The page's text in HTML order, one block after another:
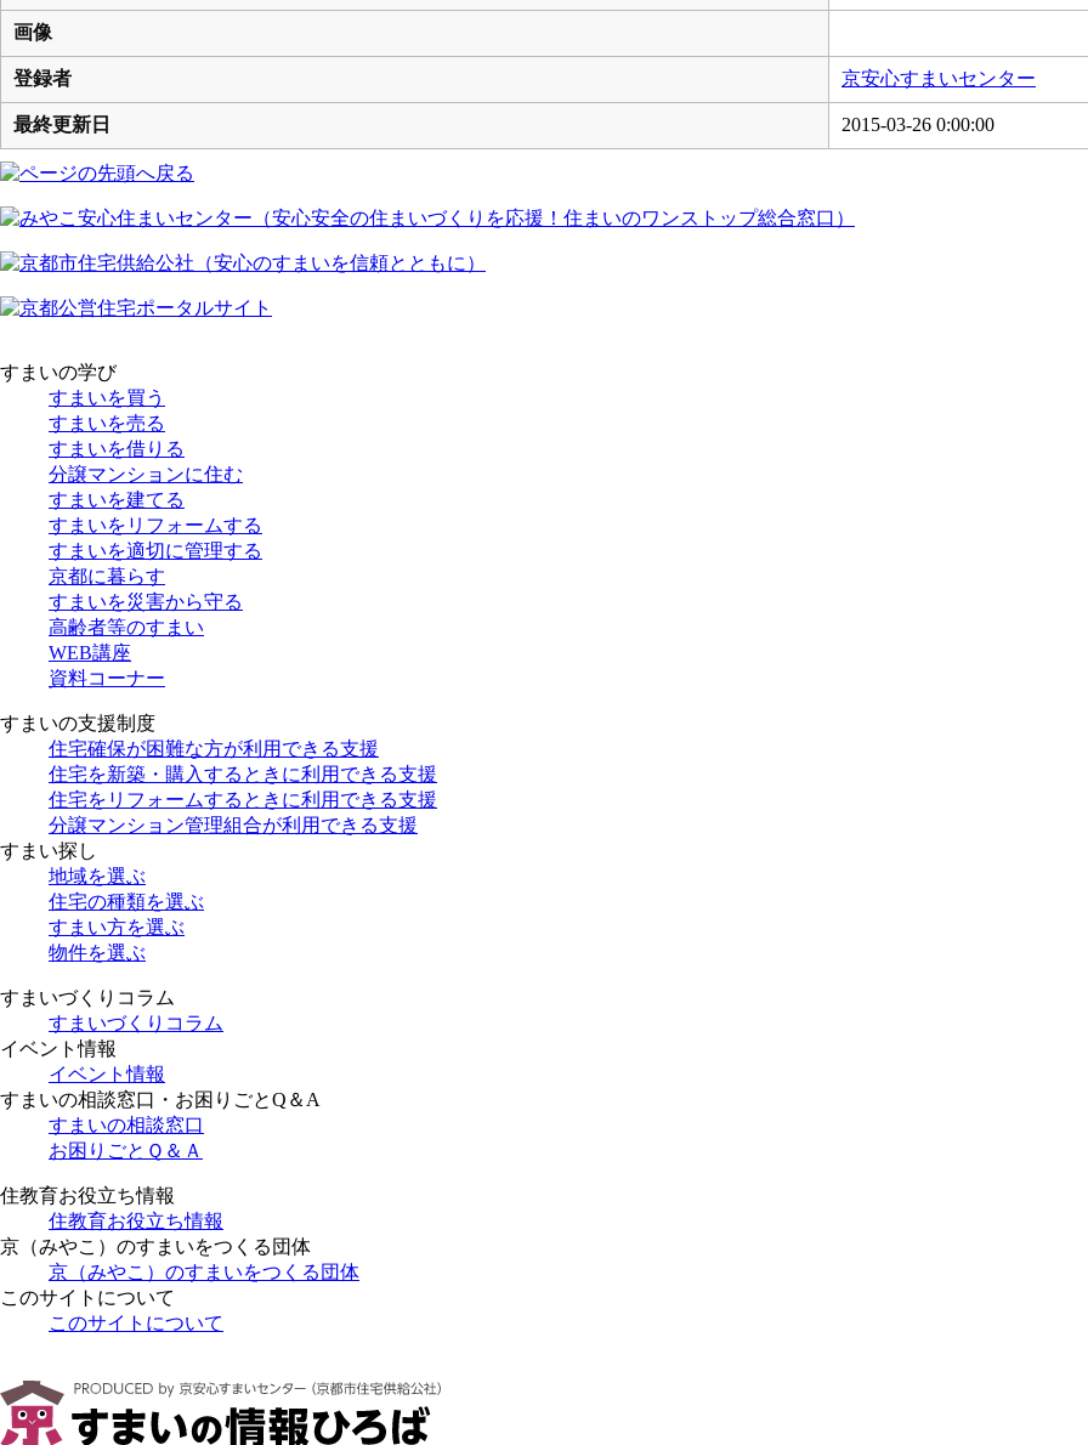
画像
登録者 京安心すまいセンター
最終更新日 2015-03-26 0:00:00
すまいの学び
すまいを買う
すまいを売る
すまいを借りる
分譲マンションに住む
すまいを建てる
すまいをリフォームする
すまいを適切に管理する
京都に暮らす
すまいを災害から守る
高齢者等のすまい
WEB講座
資料コーナー
すまいの支援制度
住宅確保が困難な方が利用できる支援
住宅を新築・購入するときに利用できる支援
住宅をリフォームするときに利用できる支援
分譲マンション管理組合が利用できる支援
すまい探し
地域を選ぶ
住宅の種類を選ぶ
すまい方を選ぶ
物件を選ぶ
すまいづくりコラム
すまいづくりコラム
イベント情報
イベント情報
すまいの相談窓口・お困りごとQ＆A
すまいの相談窓口
お困りごとＱ＆Ａ
住教育お役立ち情報
住教育お役立ち情報
京（みやこ）のすまいをつくる団体
京（みやこ）のすまいをつくる団体
このサイトについて
このサイトについて